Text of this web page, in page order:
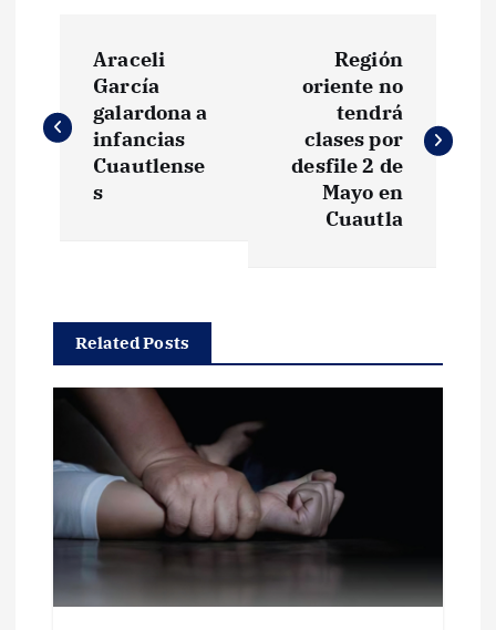
v
a
c
ó
n
d
Araceli
García
galardona a
infancias
Cuautlense
s
Región
oriente no
tendrá
clases por
desfile 2 de
Mayo en
Cuautla
Related Posts